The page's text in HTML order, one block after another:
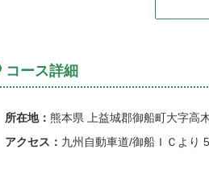
コース詳細
所在地： 熊本県 上益城郡御船町大字高
アクセス： 九州自動車道/御船ＩＣより 5